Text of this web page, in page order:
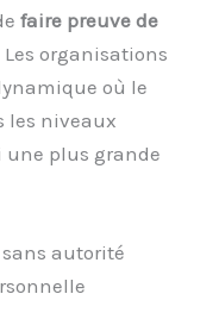
faire preuve de
Les organisations
où le
les niveaux
plus grande
autorité